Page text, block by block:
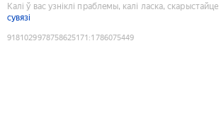
Калі ў вас узніклі праблемы, калі ласка, скарыстайце
сувязі
9181029978758625171 :1786075449